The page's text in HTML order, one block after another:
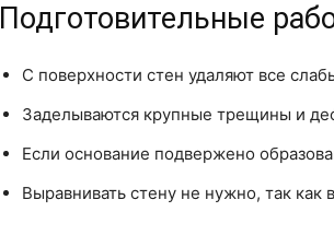
Подготовительные
С поверхности стен удаляют все
Заделываются крупные трещины и
Если основание подвержено
Выравнивать стену не нужно, так